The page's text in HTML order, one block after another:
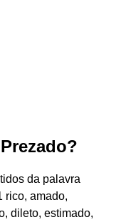
da palavra
rico, amado,
dileto, estimado,